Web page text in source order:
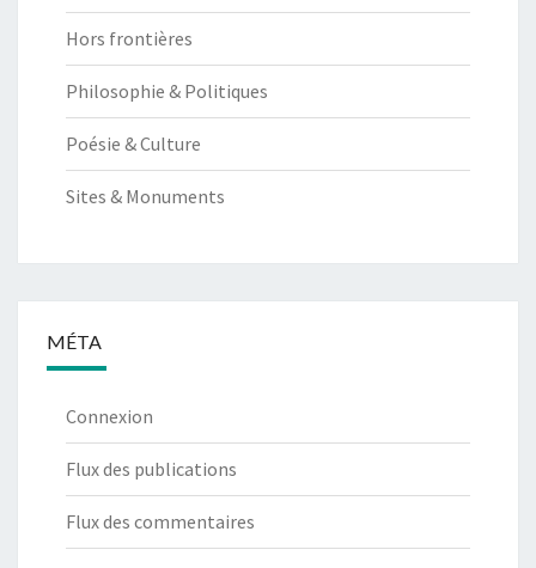
Hors frontières
Philosophie & Politiques
Poésie & Culture
Sites & Monuments
MÉTA
Connexion
Flux des publications
Flux des commentaires